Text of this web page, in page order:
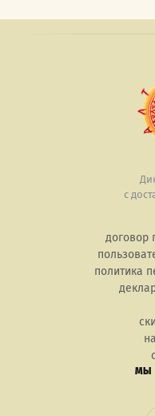
с
договор
политика
МЫ